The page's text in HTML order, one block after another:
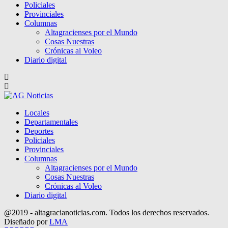
Policiales
Provinciales
Columnas
Altagracienses por el Mundo
Cosas Nuestras
Crónicas al Voleo
Diario digital
Locales
Departamentales
Deportes
Policiales
Provinciales
Columnas
Altagracienses por el Mundo
Cosas Nuestras
Crónicas al Voleo
Diario digital
@2019 - altagracianoticias.com. Todos los derechos reservados.
Diseñado porLMA